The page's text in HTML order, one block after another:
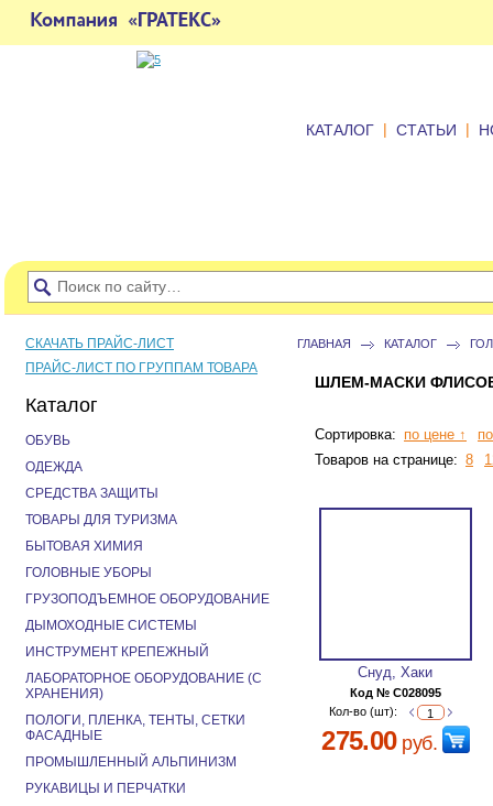
КАТАЛОГ | СТАТЬИ |
ГЛАВНАЯ КАТАЛОГ
ШЛЕМ-МАСКИ
Сортировка: по цене ↑
Товаров на странице: 8
Снуд, Хаки
Код № C028095
Кол-во (шт):
275.00руб.
СКАЧАТЬ ПРАЙС-ЛИСТ
ПРАЙС-ЛИСТ ПО ГРУППАМ ТОВАРА
Каталог
ОБУВЬ
ОДЕЖДА
СРЕДСТВА ЗАЩИТЫ
ТОВАРЫ ДЛЯ ТУРИЗМА
БЫТОВАЯ ХИМИЯ
ГОЛОВНЫЕ УБОРЫ
ГРУЗОПОДЪЕМНОЕ ОБОРУДОВАНИЕ
ДЫМОХОДНЫЕ СИСТЕМЫ
ИНСТРУМЕНТ КРЕПЕЖНЫЙ
ЛАБОРАТОРНОЕ ОБОРУДОВАНИЕ (С
ХРАНЕНИЯ)
ПОЛОГИ, ПЛЕНКА, ТЕНТЫ, СЕТКИ
ФАСАДНЫЕ
ПРОМЫШЛЕННЫЙ АЛЬПИНИЗМ
РУКАВИЦЫ И ПЕРЧАТКИ